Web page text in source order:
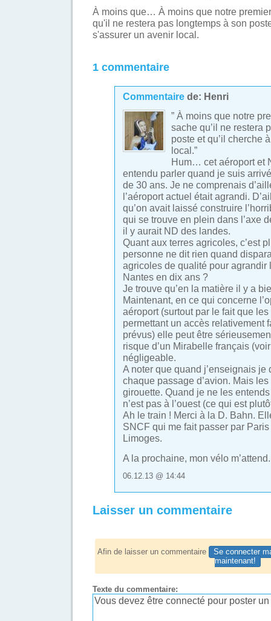
À moins que… À moins que notre
qu'il ne restera pas longtemps à son
s'assurer un avenir local.
1 commentaire
Commentairede: Henri
” À moins que notre
sache qu’il ne restera
poste et qu’il cherche
local.”
Hum… cet aéroport et
entendu parler quand je suis
de 30 ans. Je ne comprenais
l’aéroport actuel était agrandi.
qu’on avait laissé construire
qui se trouve en plein dans l’axe
il y aurait ND des landes.
Quant aux terres agricoles, c’est
personne ne dit rien quand
agricoles de qualité pour agrandir
Nantes en dix ans ?
Je trouve qu’en la matière il y a
Maintenant, en ce qui concerne
aéroport (surtout par le fait que
permettant un accès relativement
prévus) elle peut être
risque d’un Mirabelle français
négligeable.
A noter que quand j’enseignais je
chaque passage d’avion. Mais
girouette. Quand je ne les
n’est pas à l’ouest (ce qui est
Ah le train ! Merci à la D. Bahn.
SNCF qui me fait passer par
Limoges.
A la prochaine, mon vélo m’attend.
06.12.13 @ 14:44
Laisser un commentaire
Afin de laisser un commentaire
Se connecter
maintenant!
Texte du commentaire: